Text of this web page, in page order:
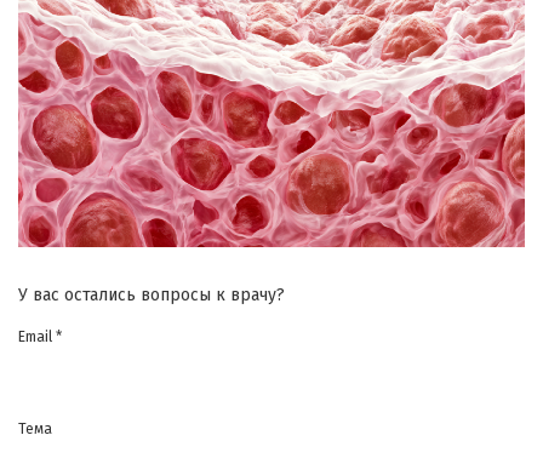
У вас остались вопросы к врачу?
Email *
Тема